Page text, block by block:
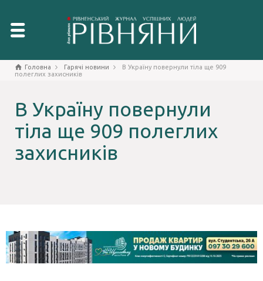
Головна Гарячі новини
В Україну повернули тіла ще 909
полеглих захисників
В Україну повернули
тіла ще 909 полеглих
захисників